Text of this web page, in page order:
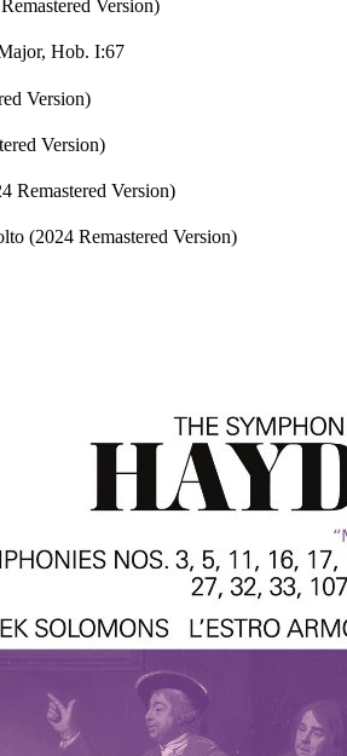
Version)
Hob. I:67
Version)
Version)
Remastered Version)
(2024 Remastered Version)